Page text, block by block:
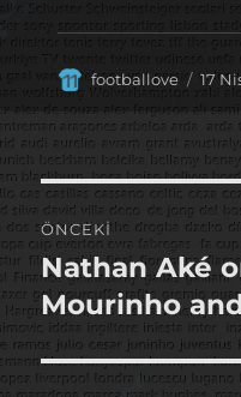
Yazar
footballove
Yayın
tarihi
17
Yazı
gezinmesi
ÖNCEKI
Önceki
yazı:
Nathan Aké
Mourinho